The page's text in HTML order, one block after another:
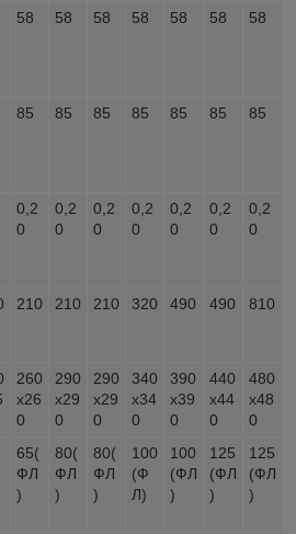
58 58 58 58 58 58 58
85 85 85 85 85 85 85
0,2
0
0,2
0
0,2
0
0,2
0
0,2
0
0,2
0
0,2
0
210 210 210 320 490 490 810
260
x26
0
290
x29
0
290
x29
0
340
x34
0
390
x39
0
440
x44
0
480
x48
0
65(
ФЛ
)
80(
ФЛ
)
80(
ФЛ
)
100
(Ф
Л)
100
(ФЛ
)
125
(ФЛ
)
125
(ФЛ
)